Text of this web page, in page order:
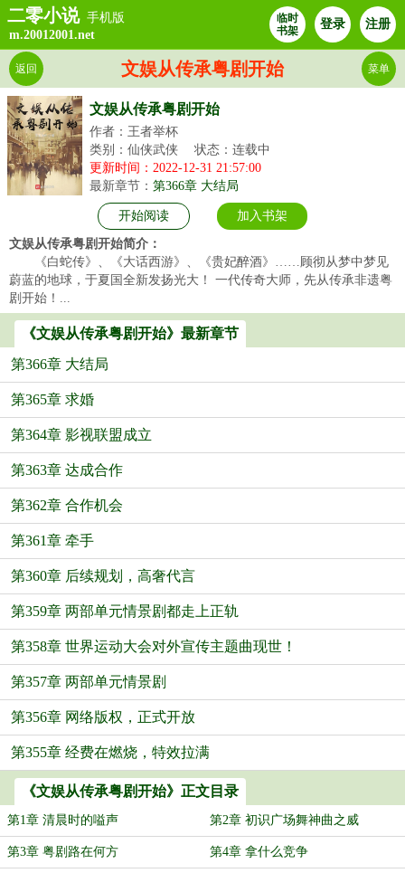
二零小说 手机版
m.20012001.net
临时
书架
登录 注册
文娱从传承粤剧开始
返回 菜单
文娱从传承粤剧开始
作者：王者举杯
类别：仙侠武侠
状态：连载中
更新时间：2022-12-31 21:57:00
最新章节： 第366章 大结局
开始阅读 加入书架
文娱从传承粤剧开始简介：
《白蛇传》、《大话西游》、《贵妃醉酒》……顾彻从梦中梦见
蔚蓝的地球，于夏国全新发扬光大！ 一代传奇大师，先从传承非遗粤
剧开始！...
《文娱从传承粤剧开始》最新章节
第366章 大结局
第365章 求婚
第364章 影视联盟成立
第363章 达成合作
第362章 合作机会
第361章 牵手
第360章 后续规划，高奢代言
第359章 两部单元情景剧都走上正轨
第358章 世界运动大会对外宣传主题曲现世！
第357章 两部单元情景剧
第356章 网络版权，正式开放
第355章 经费在燃烧，特效拉满
《文娱从传承粤剧开始》正文目录
第1章 清晨时的嗌声 第2章 初识广场舞神曲之威
第3章 粤剧路在何方 第4章 拿什么竞争